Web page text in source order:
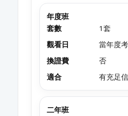
年度班
套數
1套
觀看日
當年度
換證費
否
適合
有充足
二年班